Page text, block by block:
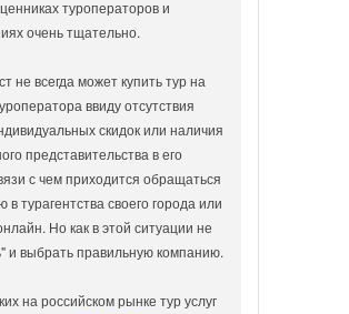
туроператоров и
очень тщательно.
не всегда может купить тур на
ввиду отсутствия
скидок или наличия
представительства в его
с чем приходится обращаться
турагентства своего города или
Но как в этой ситуации не
и выбрать правильную компанию.
на российском рынке тур услуг